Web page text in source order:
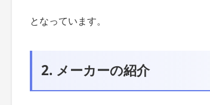
となっています。
2. メーカーの紹介